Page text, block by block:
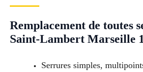
Remplacement de toutes
Saint-Lambert Marseille
Serrures simples,